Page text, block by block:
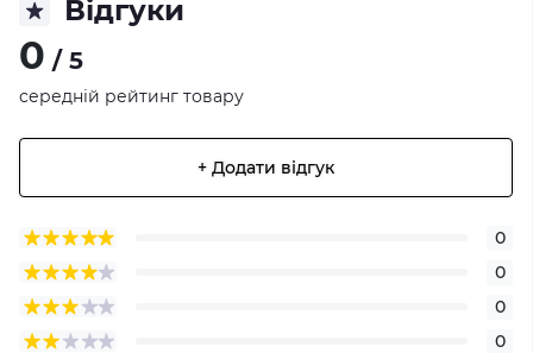
Відгуки
0 / 5
середній рейтинг товару
+ Додати відгук
0
0
0
0